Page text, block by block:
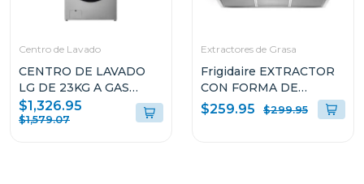
Centro de Lavado
CENTRO DE LAVADO
LG DE 23KG A GAS
COLOR GRIS
WM23VFXS6/DF74VFXS6B
$1,326.95
$1,579.07
Extractores de Grasa
Frigidaire EXTRACTOR
CON FORMA DE
CAMPANA DE 36" PARA
PARED L904EXI
$259.95 $299.95